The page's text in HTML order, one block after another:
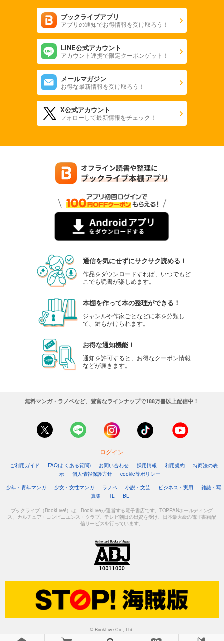
ブックライブアプリ
アプリの通知でお得情報を受け取ろう！
LINE公式アカウント
アカウント連携で限定クーポンゲット！
メールマガジン
お得な最新情報を受け取ろう！
X公式アカウント
フォローして最新情報をチェック！
通信を気にせずにサクサク読める！
作品をダウンロードすれば、いつでもど
こでも読書が楽しめます。
本棚を作って本の整理ができる！
ジャンルや作家ごとなどに本を分類し
て、鍵もかけられます。
お得な通知機能！
通知を許可すると、お得なクーポン情報
などが届きます。
無料マンガ・ラノベなど、豊富なラインナップで188万冊以上配信中！
ログイン
ご利用ガイド FAQ(よくある質問) お問い合わせ 採用情報 利用規約
特商法の表
示
個人情報保護方針
cookie等ポリシー
少年・青年マンガ
少女・女性マンガ ラノベ 小説・文芸 ビジネス・実用
雑誌・写
真集
TL BL
ブックライブ（BookLive!）は、BookLiveが運営する電子書店です。TOPPANホールディング
ス、カルチュア・コンビニエンス・クラブ、テレビ朝日の出資を受け、日本最大級の電子書籍配
信サービスを行っています。
© BookLive Co., Ltd.